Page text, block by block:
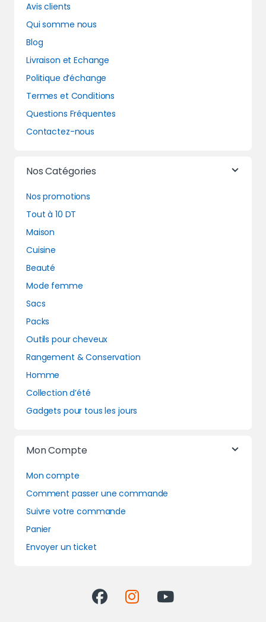
Avis clients
Qui somme nous
Blog
Livraison et Echange
Politique d’échange
Termes et Conditions
Questions Fréquentes
Contactez-nous
Nos Catégories
Nos promotions
Tout à 10 DT
Maison
Cuisine
Beauté
Mode femme
Sacs
Packs
Outils pour cheveux
Rangement & Conservation
Homme
Collection d’été
Gadgets pour tous les jours
Mon Compte
Mon compte
Comment passer une commande
Suivre votre commande
Panier
Envoyer un ticket